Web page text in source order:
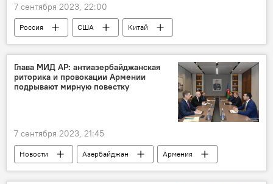
7 сентября 2023, 22:00
Россия США
Китай
Политика
Большая двадцатка
Саммит
Колумнисты
Глава МИД АР: антиазербайджанская
риторика и провокации Армении
подрывают мирную повестку
7 сентября 2023, 21:45
Новости Азербайджан
Армения
МИД АР
Джейхун Байрамов